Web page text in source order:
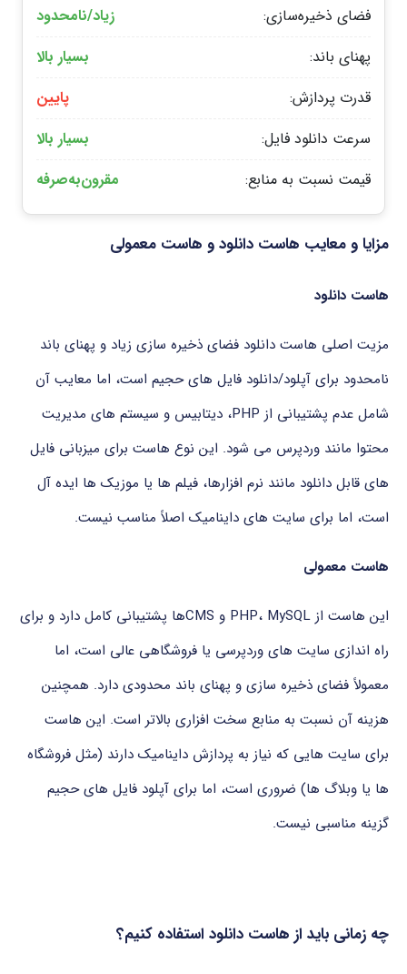
فضای ذخیره‌سازی:
زیاد/نامحدود
پهنای باند:
بسیار بالا
قدرت پردازش:
پایین
سرعت دانلود فایل:
بسیار بالا
قیمت نسبت به منابع:
مقرون‌به‌صرفه
مزایا و معایب هاست دانلود و هاست معمولی
هاست دانلود
مزیت اصلی هاست دانلود فضای ذخیره سازی زیاد و پهنای باند
نامحدود برای آپلود/دانلود فایل های حجیم است، اما معایب آن
شامل عدم پشتیبانی از PHP، دیتابیس و سیستم های مدیریت
محتوا مانند وردپرس می شود. این نوع هاست برای میزبانی فایل
های قابل دانلود مانند نرم افزارها، فیلم ها یا موزیک ها ایده آل
است، اما برای سایت های داینامیک اصلاً مناسب نیست.
هاست معمولی
این هاست از PHP، MySQL و CMSها پشتیبانی کامل دارد و برای
راه اندازی سایت های وردپرسی یا فروشگاهی عالی است، اما
معمولاً فضای ذخیره سازی و پهنای باند محدودی دارد. همچنین
هزینه آن نسبت به منابع سخت افزاری بالاتر است. این هاست
برای سایت هایی که نیاز به پردازش داینامیک دارند (مثل فروشگاه
ها یا وبلاگ ها) ضروری است، اما برای آپلود فایل های حجیم
گزینه مناسبی نیست.
چه زمانی باید از هاست دانلود استفاده کنیم؟